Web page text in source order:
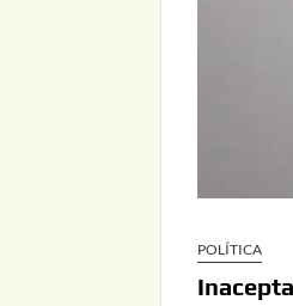
POLÍTICA